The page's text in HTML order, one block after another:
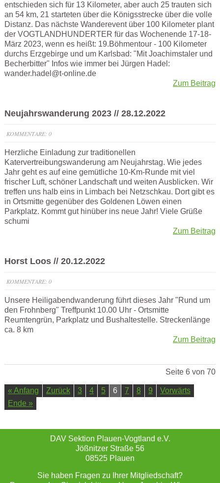
entschieden sich für 13 Kilometer, aber auch 25 trauten sich
an 54 km, 21 starteten über die Königsstrecke über die volle
Distanz. Das nächste Wanderevent über 100 Kilometer plant
der VOGTLANDHUNDERTER für das Wochenende 17-18-
März 2023, wenn es heißt: 19.Böhmentour - 100 Kilometer
durchs Erzgebirge und um Karlsbad: "Mit Joachimstaler und
Becherbitter" Infos wie immer bei Jürgen Hadel:
wander.hadel@t-online.de
Zum Beitrag
Neujahrswanderung 2023 // 28.12.2022
KOMMENTARE: 0
Herzliche Einladung zur traditionellen
Katervertreibungswanderung am Neujahrstag. Wie jedes
Jahr geht es auf eine gemütliche 10-Km-Runde mit viel
frischer Luft, schöner Landschaft und weiten Ausblicken. Wir
treffen uns halb eins in Limbach bei Netzschkau. Dort gibt es
in Ortsmitte gegenüber des Goldenen Löwen einen
Parkplatz. Kommt gut hinüber ins neue Jahr! Viele Grüße
schumi
Zum Beitrag
Horst Loos // 20.12.2022
KOMMENTARE: 0
Unsere Heiligabendwanderung führt dieses Jahr "Rund um
den Frohnberg" Treffpunkt 10.00 Uhr - Ortsmitte
Reumtengrün, Parkplatz und Bushaltestelle. Streckenlänge
ca. 8 km
Zum Beitrag
Seite 6 von 70
« Anfang Zurück 3 4 5 6 7 8 9
Vorwärts
Ende »
DAV Sektion Plauen-Vogtland e.V.
Jößnitzer Straße 56
08525 Plauen
Sie haben Fragen zu Ihrer Mitgliedschaft?